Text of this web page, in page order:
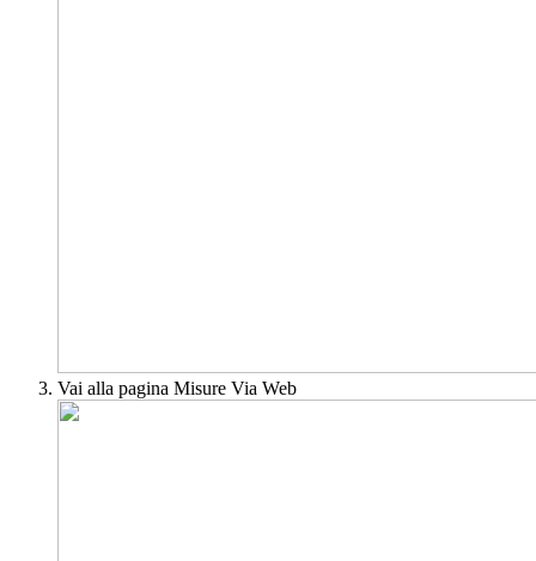
Vai alla pagina Misure Via Web